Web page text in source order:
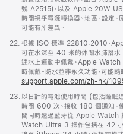
號 A2515)，以及 Apple 20W
時間視乎電源轉換器、地區、設定
可能有所差異。
註
22. 根據 ISO 標準 22810:2010，
可在水深至 40 米的休閒水肺潛
速水上運動中佩戴。Apple
時佩戴。防水並非永久功能，可能
support.apple.com/zh-hk/
註
23. 以日計的電池使用時間 (包括睡眠
時間 600 次、接收 180 個通知、
間同時透過藍牙從 Apple Watch
Watch Ultra 3 操作包括在 42 小